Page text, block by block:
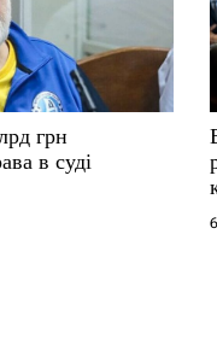
грн
в суді